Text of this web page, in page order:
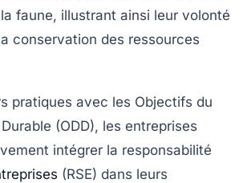
faune, illustrant ainsi leur volonté
conservation des ressources
pratiques avec les Objectifs du
(ODD), les entreprises
intégrer la responsabilité
(RSE) dans leurs